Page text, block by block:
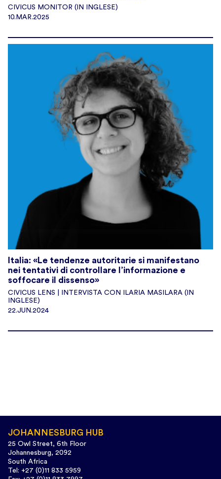
CIVICUS MONITOR (IN INGLESE)
10.MAR.2025
Italia: «Le tendenze autoritarie si manifestano
nei tentativi di controllare l’informazione e
soffocare il dissenso»
CIVICUS LENS | INTERVISTA CON ILARIA MASILARA (IN
INGLESE)
22.JUN.2024
JOHANNESBURG HUB
25 Owl Street, 6th Floor
Johannesburg, 2092
South Africa
Tel: +27 (0)11 833 5959